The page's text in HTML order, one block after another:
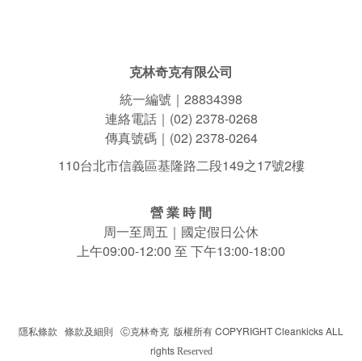
克林奇克有限公司
統一編號｜28834398
連絡電話｜(02) 2378-0268
傳真號碼｜(02) 2378-0264
110台北市信義區基隆路二段149之17號2樓
營 業 時 間
周一至周五｜國定假日公休
上午09:00-12:00 至 下午13:00-18:00
隱私條款 條款及細則 Ⓒ克林奇克 版權所有 COPYRIGHT Cleankicks ALL
rights Reserved